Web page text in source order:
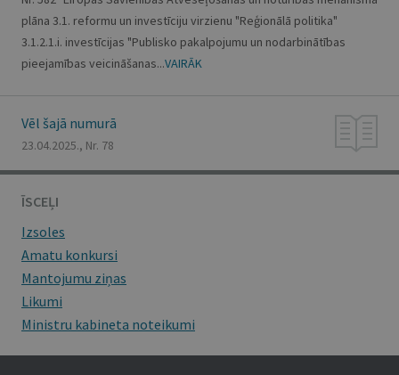
plāna 3.1. reformu un investīciju virzienu "Reģionālā politika"
3.1.2.1.i. investīcijas "Publisko pakalpojumu un nodarbinātības
pieejamības veicināšanas...VAIRĀK
Vēl šajā numurā
23.04.2025., Nr. 78
ĪSCEĻI
Izsoles
Amatu konkursi
Mantojumu ziņas
Likumi
Ministru kabineta noteikumi